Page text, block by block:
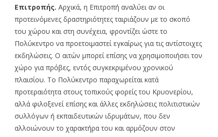
Επιτροπής. Αρχικά, η Επιτροπή αναλύει αν οι
προτεινόμενες δραστηριότητες ταιριάζουν με το σκοπό
του χώρου και στη συνέχεια, φροντίζει ώστε το
Πολύκεντρο να προετοιμαστεί εγκαίρως για τις αντίστοιχες
εκδηλώσεις. Ο αιτών μπορεί επίσης να χρησιμοποιήσει τον
χώρο για πρόβες, εντός συγκεκριμένου χρονικού
πλαισίου. Το Πολύκεντρο παραχωρείται κατά
προτεραιότητα στους τοπικούς φορείς του Κρυονερίου,
αλλά φιλοξενεί επίσης και άλλες εκδηλώσεις πολιτιστικών
συλλόγων ή εκπαιδευτικών ιδρυμάτων, που δεν
αλλοιώνουν το χαρακτήρα του και αρμόζουν στον